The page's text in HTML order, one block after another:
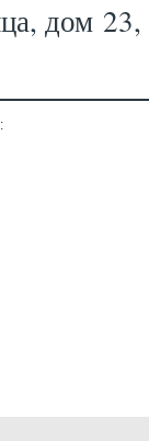
дом